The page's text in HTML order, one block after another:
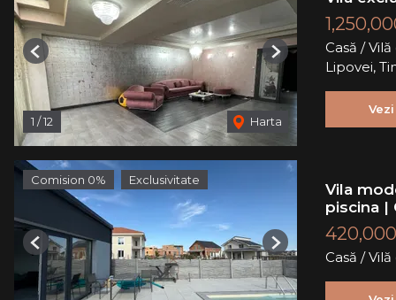
1 /12 Harta
Previous Next
Casă /
Lipovei,
Comision 0% Exclusivitate
Previous Next
Vila
piscina |
Casă /